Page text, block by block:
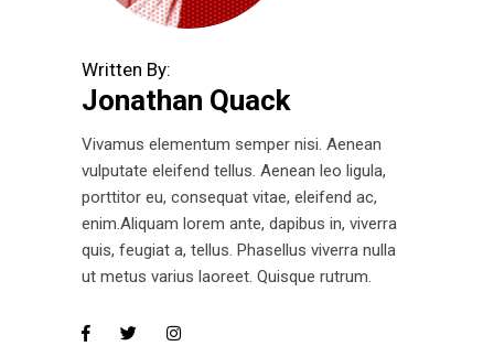
Written By:
Jonathan Quack
Vivamus elementum semper nisi. Aenean
vulputate eleifend tellus. Aenean leo ligula,
porttitor eu, consequat vitae, eleifend ac,
enim.Aliquam lorem ante, dapibus in, viverra
quis, feugiat a, tellus. Phasellus viverra nulla
ut metus varius laoreet. Quisque rutrum.